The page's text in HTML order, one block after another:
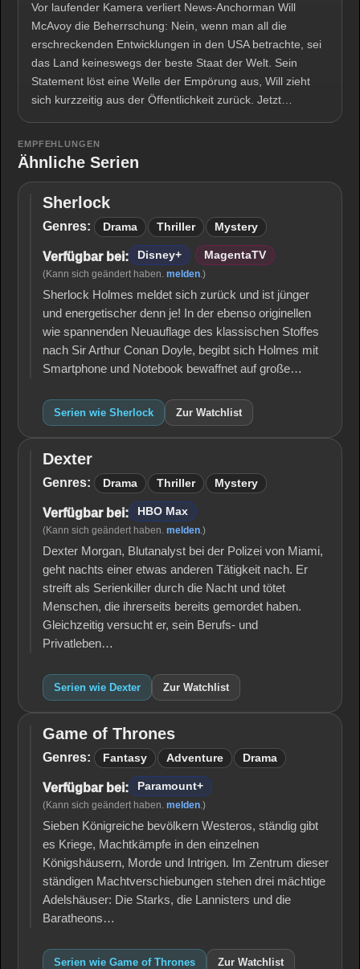
Vor laufender Kamera verliert News-Anchorman Will
McAvoy die Beherrschung: Nein, wenn man all die
erschreckenden Entwicklungen in den USA betrachte, sei
das Land keineswegs der beste Staat der Welt. Sein
Statement löst eine Welle der Empörung aus, Will zieht
sich kurzzeitig aus der Öffentlichkeit zurück. Jetzt…
EMPFEHLUNGEN
Ähnliche Serien
Sherlock
Sherlock
Genres: Drama Thriller Mystery
Verfügbar bei: Disney+ MagentaTV
(Kann sich geändert haben. melden.)
Sherlock Holmes meldet sich zurück und ist jünger
und energetischer denn je! In der ebenso originellen
wie spannenden Neuauflage des klassischen Stoffes
nach Sir Arthur Conan Doyle, begibt sich Holmes mit
Smartphone und Notebook bewaffnet auf große…
Serien wie Sherlock Zur Watchlist
Dexter
Dexter
Genres: Drama Thriller Mystery
Verfügbar bei: HBO Max
(Kann sich geändert haben. melden.)
Dexter Morgan, Blutanalyst bei der Polizei von Miami,
geht nachts einer etwas anderen Tätigkeit nach. Er
streift als Serienkiller durch die Nacht und tötet
Menschen, die ihrerseits bereits gemordet haben.
Gleichzeitig versucht er, sein Berufs- und
Privatleben…
Serien wie Dexter Zur Watchlist
Game
of
Game of Thrones
Genres: Fantasy Adventure Drama
Verfügbar bei: Paramount+
(Kann sich geändert haben. melden.)
Sieben Königreiche bevölkern Westeros, ständig gibt
es Kriege, Machtkämpfe in den einzelnen
Königshäusern, Morde und Intrigen. Im Zentrum dieser
ständigen Machtverschiebungen stehen drei mächtige
Adelshäuser: Die Starks, die Lannisters und die
Baratheons…
Serien wie Game of Thrones Zur Watchlist